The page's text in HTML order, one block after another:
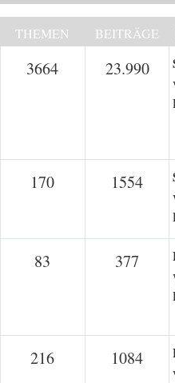
THEMEN BEITRÄGE
3664Themen23.990
170Themen 1554
83 377
216Themen 1084